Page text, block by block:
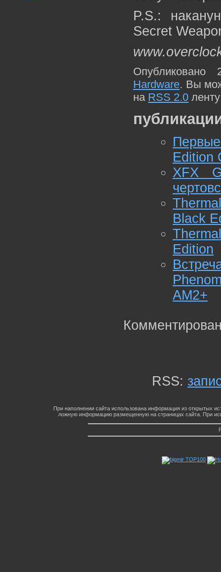
P.S.:
Secret
Hardware. Вы
на RSS 2.0
Edition
XFX
Black
Edition
AM2+
RSS:
При наполнении сайта использована информация из открытых
ложную информацию размещенную на страницах сайта. При